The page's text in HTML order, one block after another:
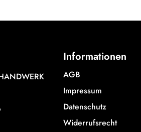
Informationen
AGB
Impressum
Datenschutz
Widerrufsrecht